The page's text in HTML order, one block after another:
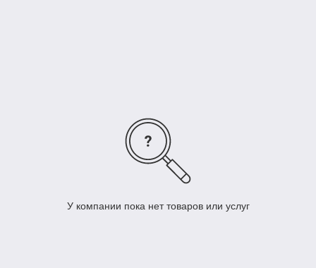
У компании пока нет товаров или услуг